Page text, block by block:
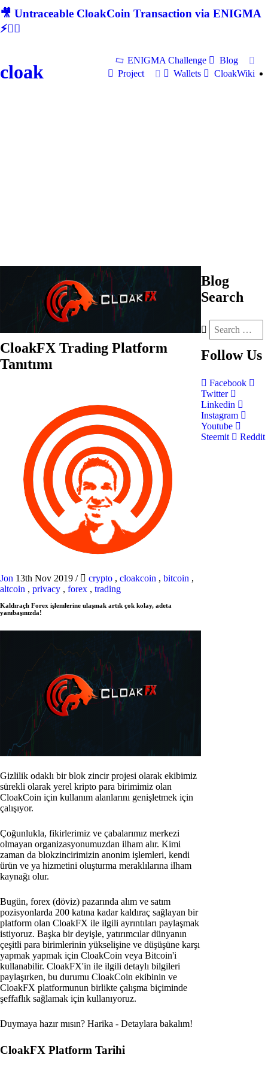
🎥 Untraceable CloakCoin Transaction via ENIGMA
⚡🕵‍♂
cloak
ENIGMA Challenge
Blog
Project
Wallets CloakWiki
CloakFX Trading Platform
Tanıtımı
Jon 13th Nov 2019 / crypto , cloakcoin , bitcoin ,
altcoin , privacy , forex , trading
Kaldıraçlı Forex işlemlerine ulaşmak artık çok kolay, adeta
yanıbaşınızda!
Gizlilik odaklı bir blok zincir projesi olarak ekibimiz
sürekli olarak yerel kripto para birimimiz olan
CloakCoin için kullanım alanlarını genişletmek için
çalışıyor.
Çoğunlukla, fikirlerimiz ve çabalarımız merkezi
olmayan organizasyonumuzdan ilham alır. Kimi
zaman da blokzincirimizin anonim işlemleri, kendi
ürün ve ya hizmetini oluşturma meraklılarına ilham
kaynağı olur.
Bugün, forex (döviz) pazarında alım ve satım
pozisyonlarda 200 katına kadar kaldıraç sağlayan bir
platform olan CloakFX ile ilgili ayrıntıları paylaşmak
istiyoruz. Başka bir deyişle, yatırımcılar dünyanın
çeşitli para birimlerinin yükselişine ve düşüşüne karşı
yapmak yapmak için CloakCoin veya Bitcoin'i
kullanabilir. CloakFX'in ile ilgili detaylı bilgileri
paylaşırken, bu durumu CloakCoin ekibinin ve
CloakFX platformunun birlikte çalışma biçiminde
şeffaflık sağlamak için kullanıyoruz.
Duymaya hazır mısın? Harika - Detaylara bakalım!
CloakFX Platform Tarihi
Blog
Search
Follow Us
Facebook
Twitter
Linkedin
Instagram
Youtube
Steemit
Reddit